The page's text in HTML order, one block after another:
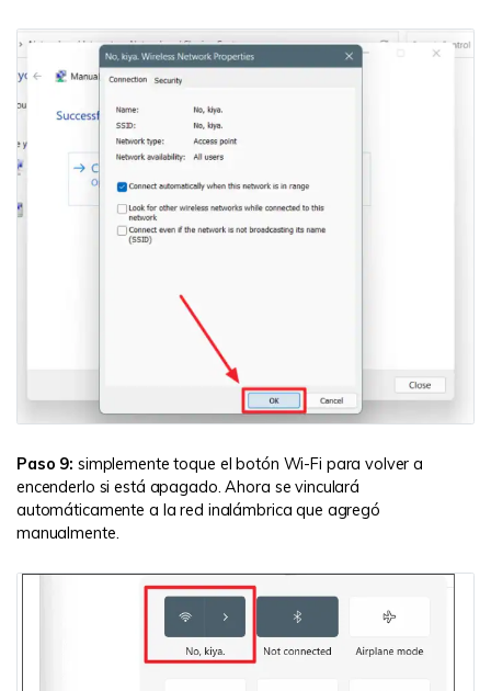
Paso 9: simplemente toque el botón Wi-Fi para volver a
encenderlo si está apagado. Ahora se vinculará
automáticamente a la red inalámbrica que agregó
manualmente.